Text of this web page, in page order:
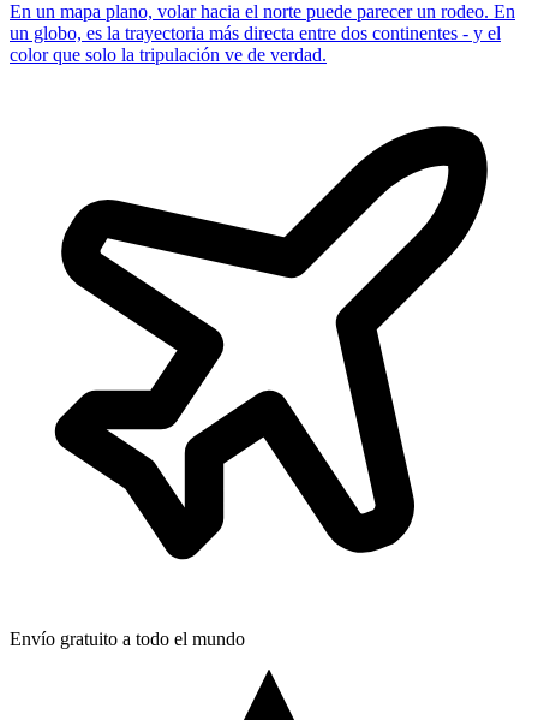
En un mapa plano, volar hacia el norte puede parecer un rodeo. En
un globo, es la trayectoria más directa entre dos continentes - y el
color que solo la tripulación ve de verdad.
Envío gratuito a todo el mundo